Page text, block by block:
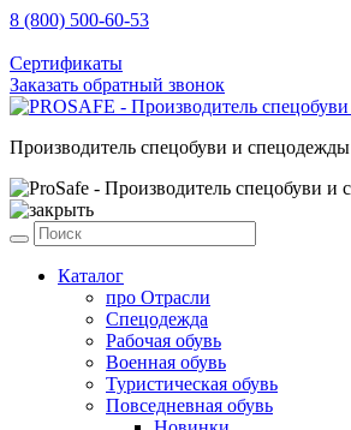
8 (800) 500-60-53
Сертификаты
Заказать обратный звонок
Производитель спецобуви и спецодежды
Каталог
про Отрасли
Спецодежда
Рабочая обувь
Военная обувь
Туристическая обувь
Повседневная обувь